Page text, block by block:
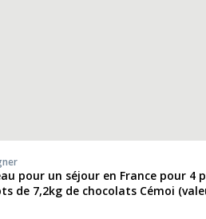
pour un séjour en France pour 4
de 7,2kg de chocolats Cémoi